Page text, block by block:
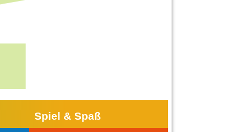
Spiel & Spaß